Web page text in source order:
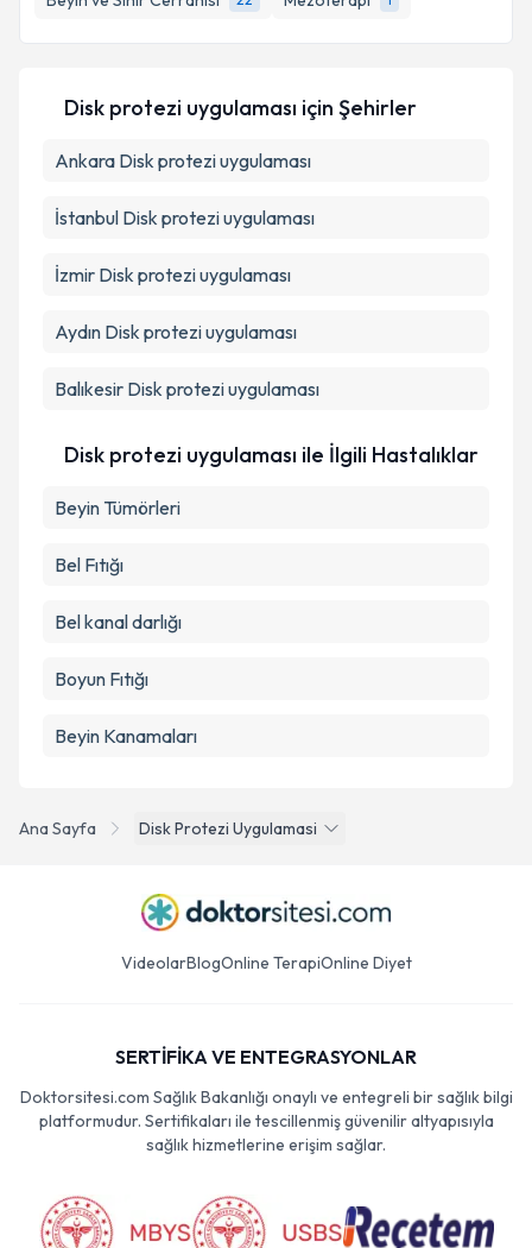
E-posta Adresiniz
Kişisel verilerimin işlenmesine ilişkin
kapsamda işlenmesini kabul ediyorum.
Takvim Talebini Gönder
Ana Sayfa Disk Protezi Uygulamasi
Disk protezi uygulaması için Şehirler
Ankara Disk protezi uygulaması
İstanbul Disk protezi uygulaması
İzmir Disk protezi uygulaması
Aydın Disk protezi uygulaması
Balıkesir Disk protezi uygulaması
Disk protezi uygulaması ile İlgili Hastalıklar
Beyin Tümörleri
Bel Fıtığı
Bel kanal darlığı
Boyun Fıtığı
Beyin Kanamaları
VideolarBlogOnline TerapiOnline Diyet
SERTİFİKA VE ENTEGRASYONLAR
Doktorsitesi.com Sağlık Bakanlığı onaylı ve entegreli bir sağlık bilgi
platformudur. Sertifikaları ile tescillenmiş güvenilir altyapısıyla
sağlık hizmetlerine erişim sağlar.